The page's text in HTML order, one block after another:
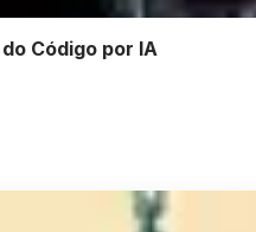
Código por IA